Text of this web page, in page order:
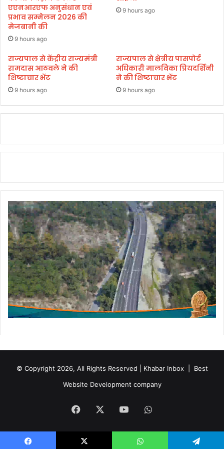
त
सं
ध्या
आ
जि
त
फ्ता
र
एएनआरएफ अनुसंधान एवं
प्रभाव सम्मेलन 2026 की
मेजबानी की
9 hours ago
9 hours ago
राज्यपाल से केंद्रीय राज्यमंत्री
रामदास आठवले ने की
शिष्टाचार भेंट
9 hours ago
राज्यपाल से क्षेत्रीय पासपोर्ट
अधिकारी मालविका प्रियदर्शिनी
ने की शिष्टाचार भेंट
9 hours ago
© Copyright 2026, All Rights Reserved | Khabar Inbox | Best
Website Development company
Facebook YouTubeWhatsApp